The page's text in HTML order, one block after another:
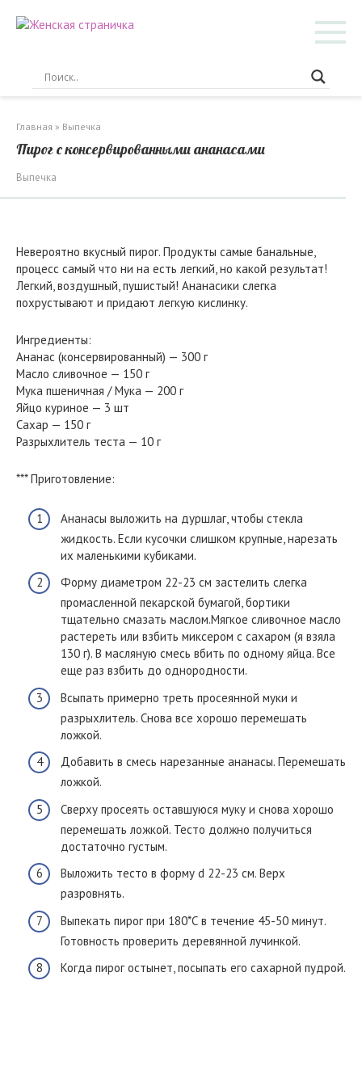
Главная » Выпечка
Пирог с консервированными ананасами
Выпечка
Невероятно вкусный пирог. Продукты самые банальные,
процесс самый что ни на есть легкий, но какой результат!
Легкий, воздушный, пушистый! Ананасики слегка
похрустывают и придают легкую кислинку.
Ингредиенты:
Ананас (консервированный) — 300 г
Масло сливочное — 150 г
Мука пшеничная / Мука — 200 г
Яйцо куриное — 3 шт
Сахар — 150 г
Разрыхлитель теста — 10 г
*** Приготовление:
Ананасы выложить на дуршлаг, чтобы стекла
жидкость. Если кусочки слишком крупные, нарезать
их маленькими кубиками.
Форму диаметром 22-23 см застелить слегка
промасленной пекарской бумагой, бортики
тщательно смазать маслом.Мягкое сливочное масло
растереть или взбить миксером с сахаром (я взяла
130 г). В масляную смесь вбить по одному яйца. Все
еще раз взбить до однородности.
Всыпать примерно треть просеянной муки и
разрыхлитель. Снова все хорошо перемешать
ложкой.
Добавить в смесь нарезанные ананасы. Перемешать
ложкой.
Сверху просеять оставшуюся муку и снова хорошо
перемешать ложкой. Тесто должно получиться
достаточно густым.
Выложить тесто в форму d 22-23 см. Верх
разровнять.
Выпекать пирог при 180*С в течение 45-50 минут.
Готовность проверить деревянной лучинкой.
Когда пирог остынет, посыпать его сахарной пудрой.